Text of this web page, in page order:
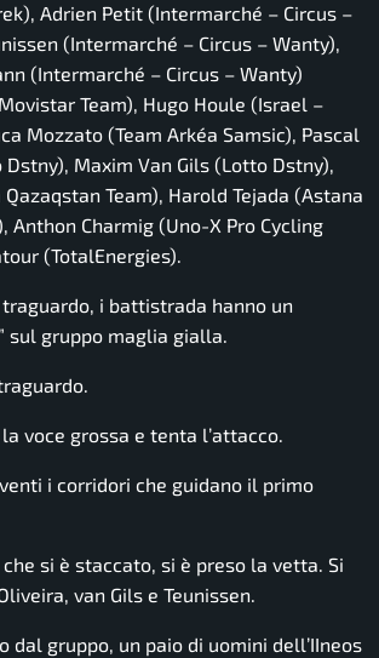
Adrien Petit (Intermarché – Circus –
(Intermarché – Circus – Wanty),
(Intermarché – Circus – Wanty)
Team), Hugo Houle (Israel –
Mozzato (Team Arkéa Samsic), Pascal
Maxim Van Gils (Lotto Dstny),
Team), Harold Tejada (Astana
Anthon Charmig (Uno-X Pro Cycling
(TotalEnergies).
i battistrada hanno un
sul gruppo maglia gialla.
voce grossa e tenta l’attacco.
i corridori che guidano il primo
si è staccato, si è preso la vetta. Si
van Gils e Teunissen.
dal gruppo, un paio di uomini dell’IIneos